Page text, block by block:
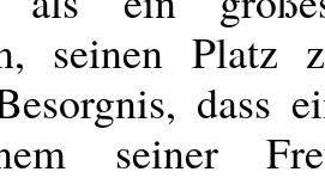
seinen Platz
dass
seiner